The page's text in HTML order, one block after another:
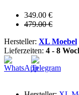
349.00 €
479.00 €
Hersteller: XL Moebel
Lieferzeiten: 4 - 8